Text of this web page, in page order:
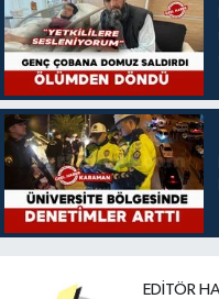
EDITÖR